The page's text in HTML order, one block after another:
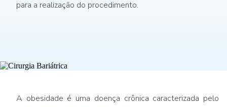
para a realização do procedimento.
A obesidade é uma doença crônica caracterizada pelo